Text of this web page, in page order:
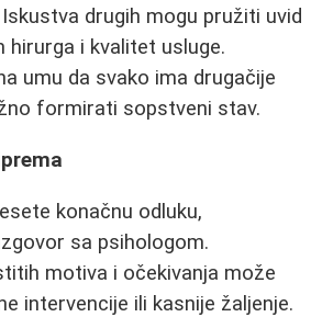
drugih mogu pružiti uvid
hirurga i kvalitet usluge.
umu da svako ima drugačije
formirati sopstveni stav.
konačnu odluku,
sa psihologom.
motiva i očekivanja može
intervencije ili kasnije žaljenje.